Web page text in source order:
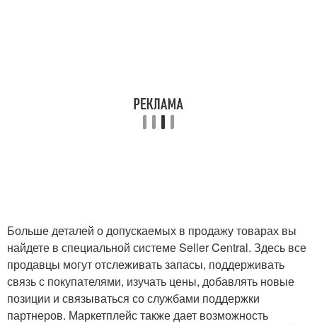
Больше деталей о допускаемых в продажу товарах вы
найдете в специальной системе Seller Central. Здесь все
продавцы могут отслеживать запасы, поддерживать
связь с покупателями, изучать цены, добавлять новые
позиции и связываться со службами поддержки
партнеров. Маркетплейс также дает возможность